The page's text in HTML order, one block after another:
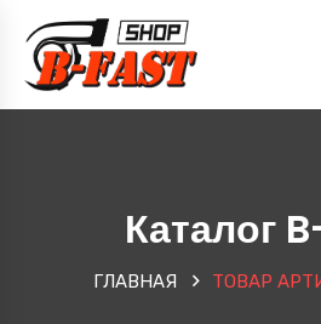
Каталог
ГЛАВНАЯ ТОВАР